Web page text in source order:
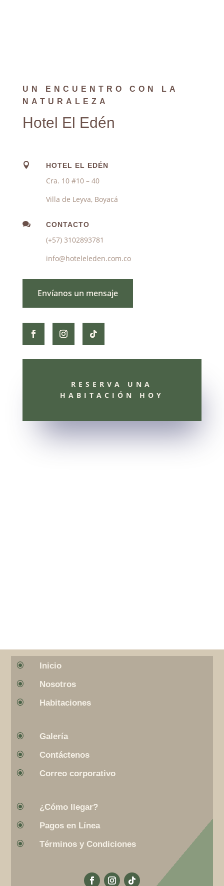
UN ENCUENTRO CON LA
NATURALEZA
Hotel El Edén
 HOTEL EL EDÉN
Cra. 10 #10 – 40
Villa de Leyva, Boyacá
 CONTACTO
(+57) 3102893781
info@hoteleleden.com.co
Envíanos un mensaje
RESERVA UNA
HABITACIÓN HOY
\ Inicio
\ Nosotros
\ Habitaciones
\ Galería
\ Contáctenos
\ Correo corporativo
\ ¿Cómo llegar?
\ Pagos en Línea
\ Términos y Condiciones